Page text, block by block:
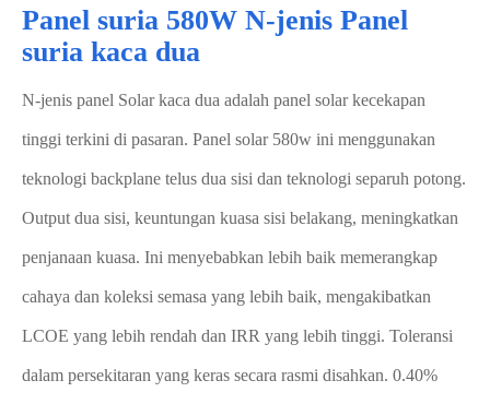
Panel suria 580W N-jenis Panel
suria kaca dua
N-jenis panel Solar kaca dua adalah panel solar kecekapan
tinggi terkini di pasaran. Panel solar 580w ini menggunakan
teknologi backplane telus dua sisi dan teknologi separuh potong.
Output dua sisi, keuntungan kuasa sisi belakang, meningkatkan
penjanaan kuasa. Ini menyebabkan lebih baik memerangkap
cahaya dan koleksi semasa yang lebih baik, mengakibatkan
LCOE yang lebih rendah dan IRR yang lebih tinggi. Toleransi
dalam persekitaran yang keras secara rasmi disahkan. 0.40%